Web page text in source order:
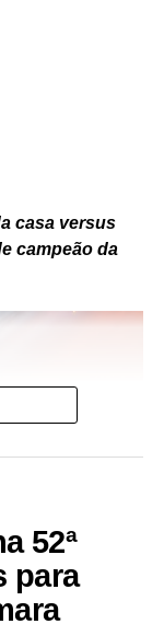
casa versus
campeão da
52ª
para